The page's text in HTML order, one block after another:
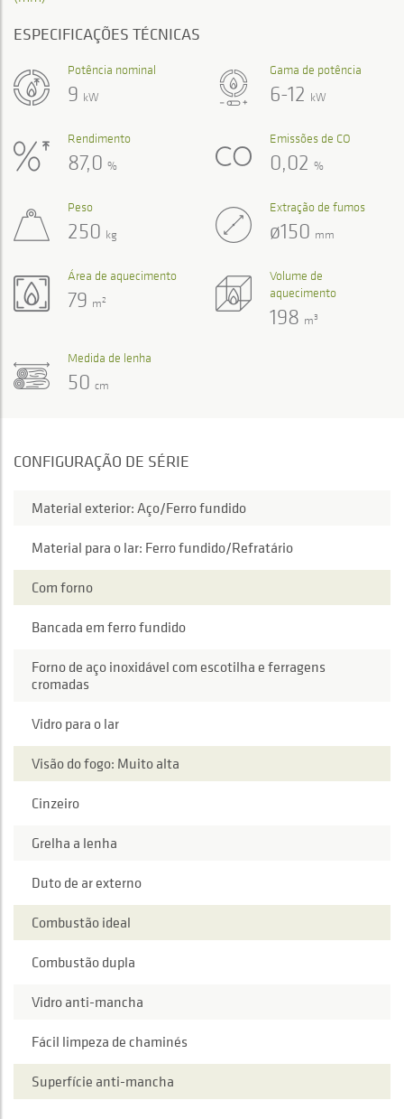
ESPECIFICAÇÕES TÉCNICAS
Gama de potência
6-12 kW
Potência nominal
9 kW
Rendimento
87,0 %
Emissões de CO
0,02 %
Volume de
aquecimento
198 m3
Área de aquecimento
79 m2
Peso
250 kg
Extração de fumos
ø150 mm
Medida de lenha
50 cm
CONFIGURAÇÃO DE SÉRIE
Material exterior: Aço/Ferro fundido
Material para o lar: Ferro fundido/Refratário
Com forno
Bancada em ferro fundido
Forno de aço inoxidável com escotilha e ferragens
cromadas
Vidro para o lar
Visão do fogo: Muito alta
Cinzeiro
Grelha a lenha
Duto de ar externo
Combustão ideal
Combustão dupla
Vidro anti-mancha
Fácil limpeza de chaminés
Superfície anti-mancha